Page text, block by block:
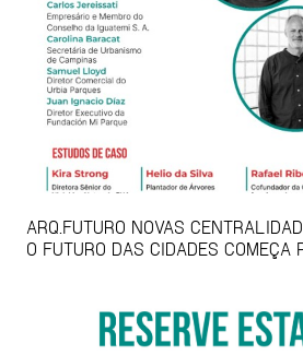
ARQ.FUTURO NOVAS
O FUTURO DAS CIDADES COMEÇA